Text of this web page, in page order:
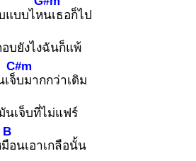
แบบไหนเธอก็ไป
บยังไงฉันก็แพ้
เจ็บ
C#m
มากกว่าเดิม
นเจ็บที่ไม่แฟร์
มือ
B
นเอาเกลือนั้น